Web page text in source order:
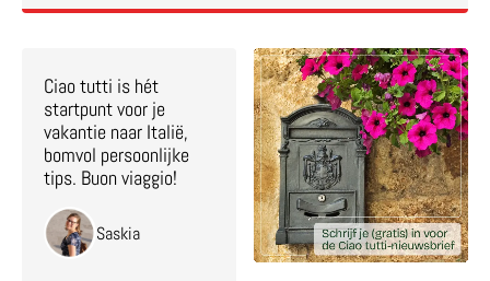
Ciao tutti is hét
startpunt voor je
vakantie naar Italië,
bomvol persoonlijke
tips. Buon viaggio!
Saskia